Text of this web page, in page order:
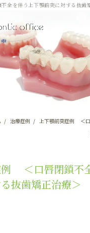
全を伴う上下顎前突に対する抜歯
治療症例
上下顎前突症例 ＜
例 ＜口唇閉鎖不
抜歯矯正治療＞